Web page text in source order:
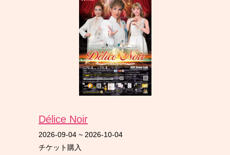
Délice Noir
2026-09-04 ~ 2026-10-04
チケット購入